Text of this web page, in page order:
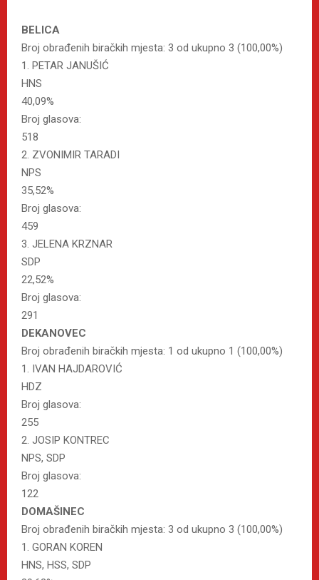
BELICA
Broj obrađenih biračkih mjesta: 3 od ukupno 3 (100,00%)
1. PETAR JANUŠIĆ
HNS
40,09%
Broj glasova:
518
2. ZVONIMIR TARADI
NPS
35,52%
Broj glasova:
459
3. JELENA KRZNAR
SDP
22,52%
Broj glasova:
291
DEKANOVEC
Broj obrađenih biračkih mjesta: 1 od ukupno 1 (100,00%)
1. IVAN HAJDAROVIĆ
HDZ
Broj glasova:
255
2. JOSIP KONTREC
NPS, SDP
Broj glasova:
122
DOMAŠINEC
Broj obrađenih biračkih mjesta: 3 od ukupno 3 (100,00%)
1. GORAN KOREN
HNS, HSS, SDP